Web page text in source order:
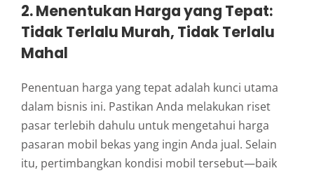
2.Menentukan Harga yang Tepat:
Tidak Terlalu Murah, Tidak Terlalu
Mahal
Penentuan harga yang tepat adalah kunci utama
dalam bisnis ini. Pastikan Anda melakukan riset
pasar terlebih dahulu untuk mengetahui harga
pasaran mobil bekas yang ingin Anda jual. Selain
itu, pertimbangkan kondisi mobil tersebut—baik